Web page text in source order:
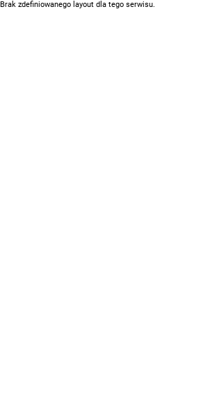
Brak zdefiniowanego layout dla tego serwisu.